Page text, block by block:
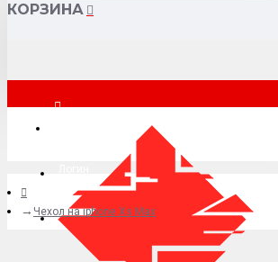
КОРЗИНА
+7 (495) 015-41-41
Чехол на iphone Xs Max